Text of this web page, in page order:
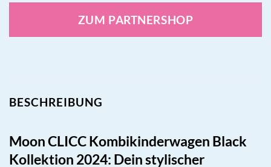
ZUM PARTNERSHOP
BESCHREIBUNG
Moon CLICC Kombikinderwagen Black
Kollektion 2024: Dein stylischer